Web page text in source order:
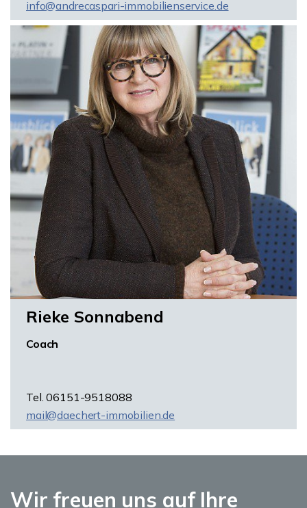
info@andrecaspari-immobilienservice.de
Rieke Sonnabend
Coach
Tel. 06151-9518088
mail@daechert-immobilien.de
Wir freuen uns auf Ihre